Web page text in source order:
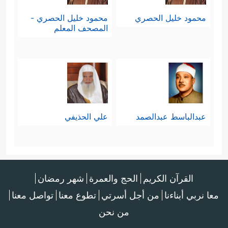
وَجَاۤءُو عَلَىٰ قَمِیصِهِۦ بِدَمࣲ كَذِبࣲۚ﴾.
﴿قَالَ بَلۡ سَوَّلَتۡ لَكُمۡ أَنفُسُكُمۡ أَمۡرࣰاۖ فَصَبۡرࣱ جَمِیلࣱۖ وَٱللَّهُ
ٱلۡمُسۡتَعَانُ عَلَىٰ مَا تَصِفُونَ﴾
.
محمود خليل الحصري
محمود خليل الحصري -
المصحف المعلم
عبدالباسط عبدالصمد علي الحذيفي
القرآن الكريم الحج والعمرة شهر رمضان
معا نربي أبناءنا من أجل أسرتي تطوع معنا تواصل معنا
من نحن